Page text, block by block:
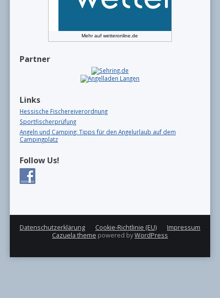
Mehr aufwetteronline.de
Partner
Links
Hessische Fischereiverordnung
Sportfischerprüfung
Angeln und Camping: Tipps für den Angelurlaub auf dem
Campingplatz
Follow Us!
Datenschutzerklärung Cookie-Richtlinie (EU)
Impressum
Cazuela theme powered byWordPress